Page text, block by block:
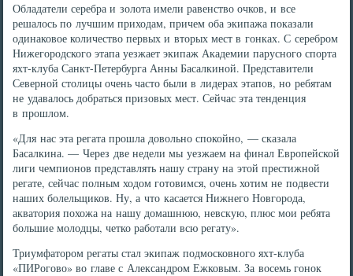
Обладатели серебра и золота имели равенство очков, и все
решалось по лучшим приходам, причем оба экипажа показали
одинаковое количество первых и вторых мест в гонках. С серебром
Нижегородского этапа уезжает экипаж Академии парусного спорта
яхт-клуба Санкт-Петербурга Анны Басалкиной. Представители
Северной столицы очень часто были в лидерах этапов, но ребятам
не удавалось добраться призовых мест. Сейчас эта тенденция
в прошлом.
«Для нас эта регата прошла довольно спокойно, — сказала
Басалкина. — Через две недели мы уезжаем на финал Европейской
лиги чемпионов представлять нашу страну на этой престижной
регате, сейчас полным ходом готовимся, очень хотим не подвести
наших болельщиков. Ну, а что касается Нижнего Новгорода,
акватория похожа на нашу домашнюю, невскую, плюс мои ребята
большие молодцы, четко работали всю регату».
Триумфатором регаты стал экипаж подмосковного яхт-клуба
«ПИРогово» во главе с Александром Ежковым. За восемь гонок